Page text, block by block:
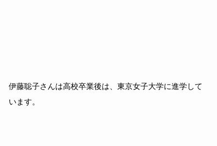
伊藤聡子さんは高校卒業後は、東京女子大学に進学して
います。